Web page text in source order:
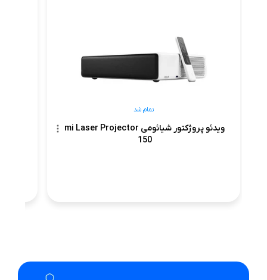
ویدئو پروژکتور شیائومی mi Laser Projector
150
تمام شد